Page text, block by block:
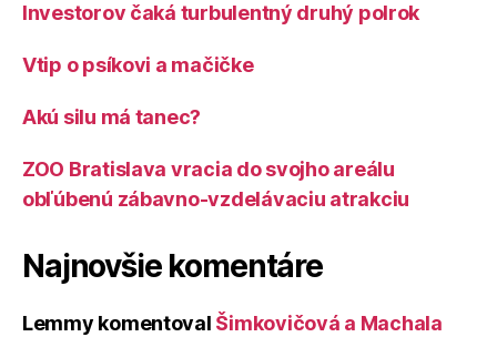
Investorov čaká turbulentný druhý polrok
Vtip o psíkovi a mačičke
Akú silu má tanec?
ZOO Bratislava vracia do svojho areálu
obľúbenú zábavno-vzdelávaciu atrakciu
Najnovšie komentáre
Lemmy komentoval Šimkovičová a Machala